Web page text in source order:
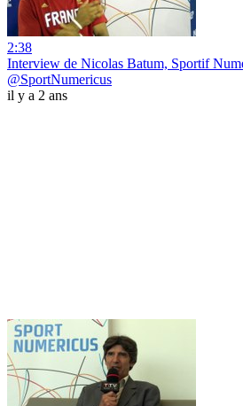
2:38
Interview de Nicolas Batum, Sportif
@SportNumericus
il y a 2 ans